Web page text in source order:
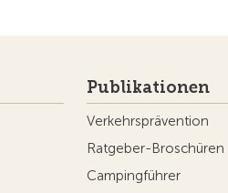
Publikationen
Verkehrsprävention
Ratgeber-Broschüren
Campingführer